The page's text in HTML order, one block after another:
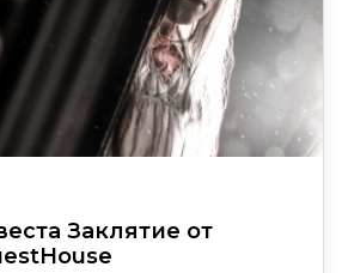
Заклятие от